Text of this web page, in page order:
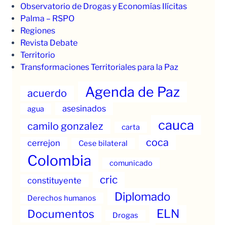
Observatorio de Drogas y Economías Ilícitas
Palma – RSPO
Regiones
Revista Debate
Territorio
Transformaciones Territoriales para la Paz
acuerdo Agenda de Paz
agua asesinados
camilo gonzalez carta cauca
cerrejon Cese bilateral coca
Colombia comunicado
constituyente cric
Derechos humanos Diplomado
Documentos Drogas ELN